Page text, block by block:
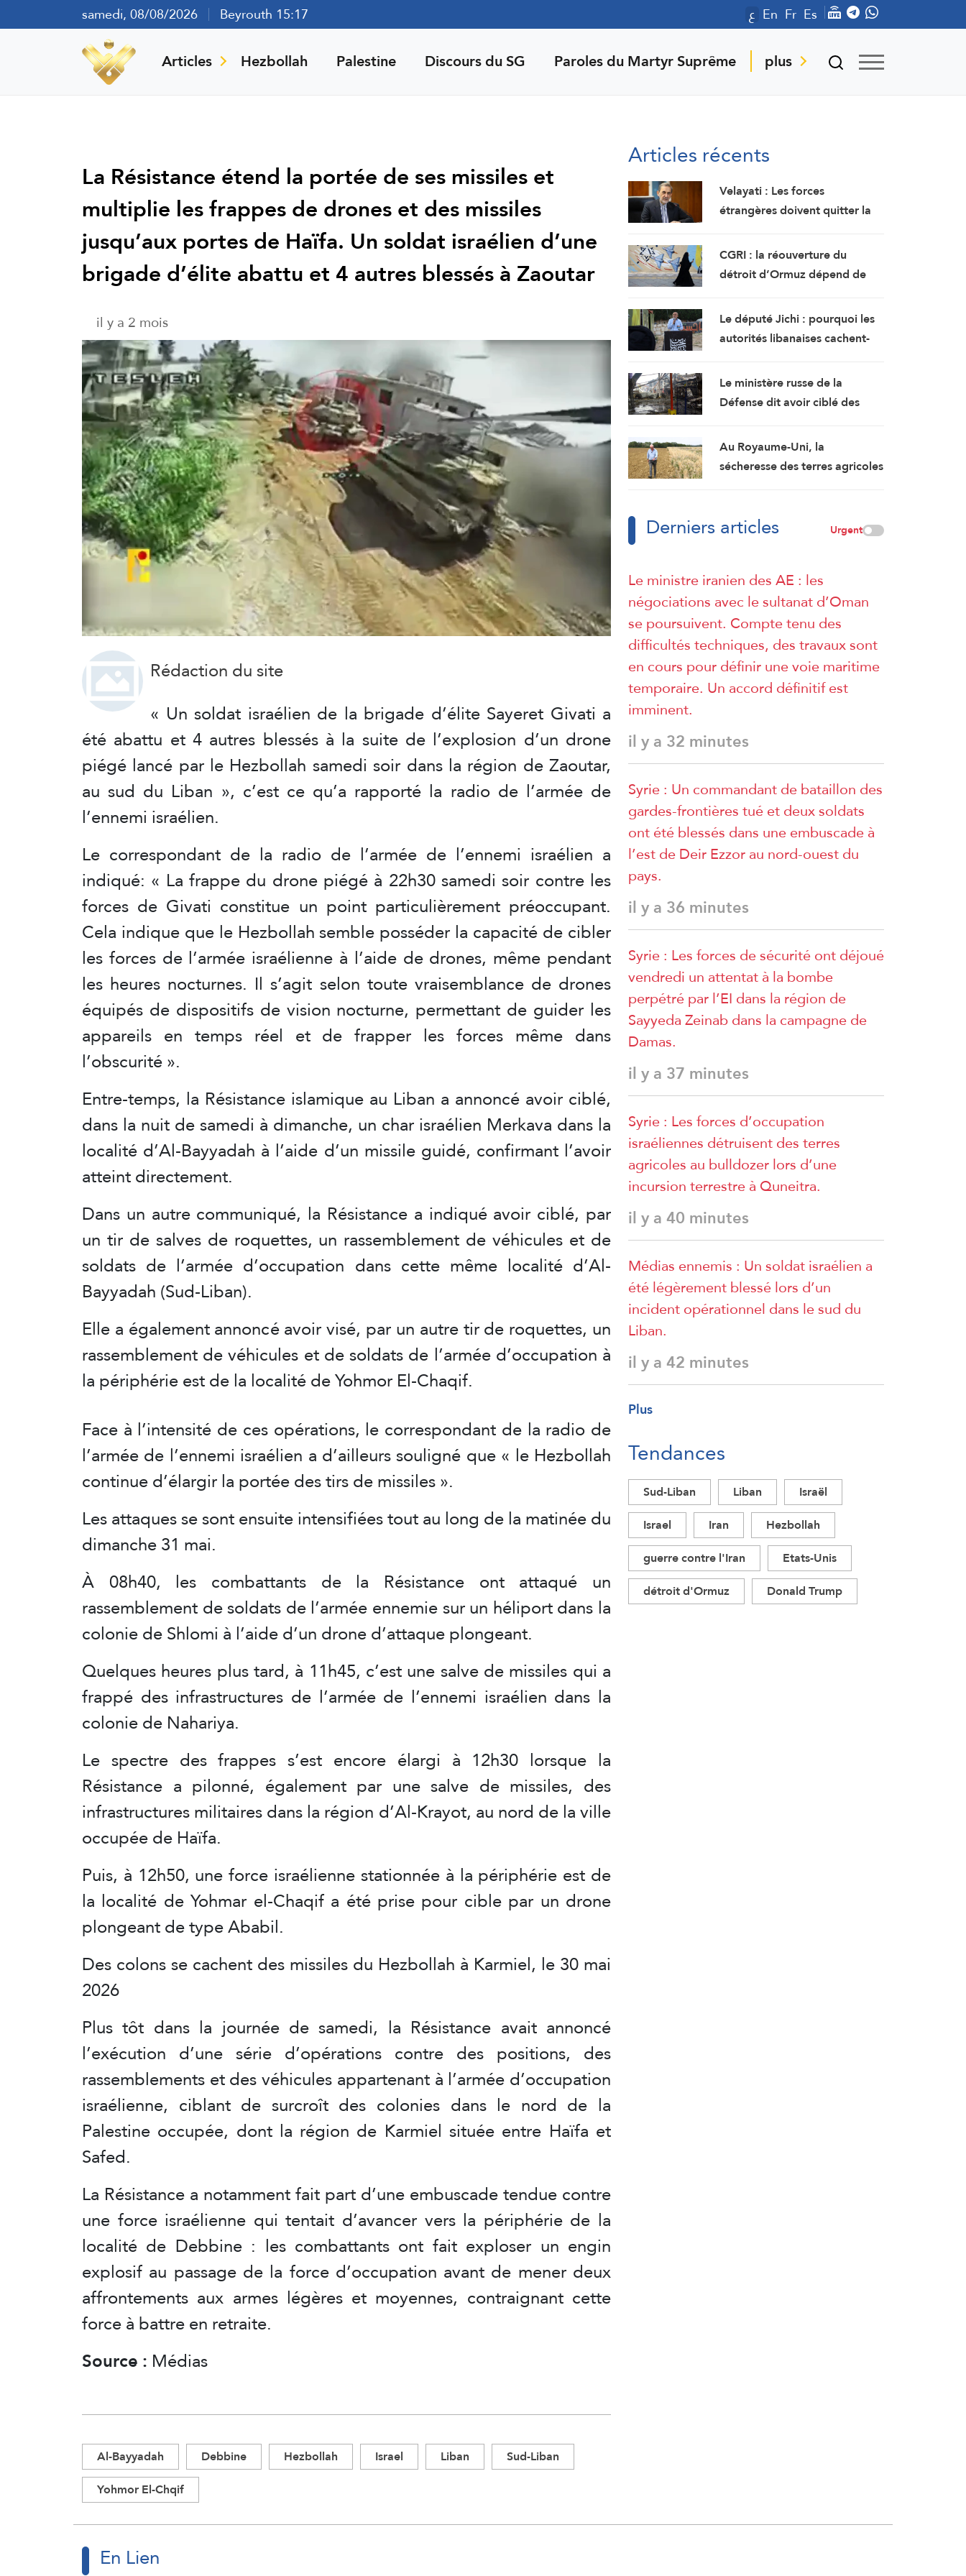
samedi, 08/08/2026 Beyrouth 15:17 ع En Fr Es
Articles Hezbollah Palestine Discours du SG Paroles du Martyr Suprême plus
La Résistance étend la portée de ses missiles et
multiplie les frappes de drones et des missiles
jusqu’aux portes de Haïfa. Un soldat israélien d’une
brigade d’élite abattu et 4 autres blessés à Zaoutar
il y a 2 mois
Rédaction du site
« Un soldat israélien de la brigade d’élite Sayeret Givati a
été abattu et 4 autres blessés à la suite de l’explosion d’un drone
piégé lancé par le Hezbollah samedi soir dans la région de Zaoutar,
au sud du Liban », c’est ce qu’a rapporté la radio de l’armée de
l’ennemi israélien.
Le correspondant de la radio de l’armée de l’ennemi israélien a
indiqué: « La frappe du drone piégé à 22h30 samedi soir contre les
forces de Givati constitue un point particulièrement préoccupant.
Cela indique que le Hezbollah semble posséder la capacité de cibler
les forces de l’armée israélienne à l’aide de drones, même pendant
les heures nocturnes. Il s’agit selon toute vraisemblance de drones
équipés de dispositifs de vision nocturne, permettant de guider les
appareils en temps réel et de frapper les forces même dans
l’obscurité ».
Entre-temps, la Résistance islamique au Liban a annoncé avoir ciblé,
dans la nuit de samedi à dimanche, un char israélien Merkava dans la
localité d’Al-Bayyadah à l’aide d’un missile guidé, confirmant l’avoir
atteint directement.
Dans un autre communiqué, la Résistance a indiqué avoir ciblé, par
un tir de salves de roquettes, un rassemblement de véhicules et de
soldats de l’armée d’occupation dans cette même localité d’Al-
Bayyadah (Sud-Liban).
Elle a également annoncé avoir visé, par un autre tir de roquettes, un
rassemblement de véhicules et de soldats de l’armée d’occupation à
la périphérie est de la localité de Yohmor El-Chaqif.
Face à l’intensité de ces opérations, le correspondant de la radio de
l’armée de l’ennemi israélien a d’ailleurs souligné que « le Hezbollah
continue d’élargir la portée des tirs de missiles ».
Les attaques se sont ensuite intensifiées tout au long de la matinée du
dimanche 31 mai.
À 08h40, les combattants de la Résistance ont attaqué un
rassemblement de soldats de l’armée ennemie sur un héliport dans la
colonie de Shlomi à l’aide d’un drone d’attaque plongeant.
Quelques heures plus tard, à 11h45, c’est une salve de missiles qui a
frappé des infrastructures de l’armée de l’ennemi israélien dans la
colonie de Nahariya.
Le spectre des frappes s’est encore élargi à 12h30 lorsque la
Résistance a pilonné, également par une salve de missiles, des
infrastructures militaires dans la région d’Al-Krayot, au nord de la ville
occupée de Haïfa.
Puis, à 12h50, une force israélienne stationnée à la périphérie est de
la localité de Yohmar el-Chaqif a été prise pour cible par un drone
plongeant de type Ababil.
Des colons se cachent des missiles du Hezbollah à Karmiel, le 30 mai
2026
Plus tôt dans la journée de samedi, la Résistance avait annoncé
l’exécution d’une série d’opérations contre des positions, des
rassemblements et des véhicules appartenant à l’armée d’occupation
israélienne, ciblant de surcroît des colonies dans le nord de la
Palestine occupée, dont la région de Karmiel située entre Haïfa et
Safed.
La Résistance a notamment fait part d’une embuscade tendue contre
une force israélienne qui tentait d’avancer vers la périphérie de la
localité de Debbine : les combattants ont fait exploser un engin
explosif au passage de la force d’occupation avant de mener deux
affrontements aux armes légères et moyennes, contraignant cette
force à battre en retraite.
Source : Médias
Al-Bayyadah Debbine Hezbollah Israel Liban
Sud-Liban
Yohmor El-Chqif
Articles récents
Velayati : Les forces
étrangères doivent quitter la
CGRI : la réouverture du
détroit d’Ormuz dépend de
demandes iraniennes
Le député Jichi : pourquoi les
autorités libanaises cachent-
cadre ?
Le ministère russe de la
Défense dit avoir ciblé des
dépôts de carburant à Kiev et
Odessa
Au Royaume-Uni, la
sécheresse des terres agricoles
Derniers articles Urgent
Le ministre iranien des AE : les
négociations avec le sultanat d’Oman
se poursuivent. Compte tenu des
difficultés techniques, des travaux sont
en cours pour définir une voie maritime
temporaire. Un accord définitif est
imminent.
il y a 32 minutes
Syrie : Un commandant de bataillon des
gardes-frontières tué et deux soldats
ont été blessés dans une embuscade à
l’est de Deir Ezzor au nord-ouest du
pays.
il y a 36 minutes
Syrie : Les forces de sécurité ont déjoué
vendredi un attentat à la bombe
perpétré par l’EI dans la région de
Sayyeda Zeinab dans la campagne de
Damas.
il y a 37 minutes
Syrie : Les forces d’occupation
israéliennes détruisent des terres
agricoles au bulldozer lors d’une
incursion terrestre à Quneitra.
il y a 40 minutes
Médias ennemis : Un soldat israélien a
été légèrement blessé lors d’un
incident opérationnel dans le sud du
Liban.
il y a 42 minutes
Plus
Tendances
Sud-Liban Liban
Israël
Israel
Iran
Hezbollah
guerre contre l'Iran
Etats-Unis
détroit d'Ormuz
Donald Trump
En Lien